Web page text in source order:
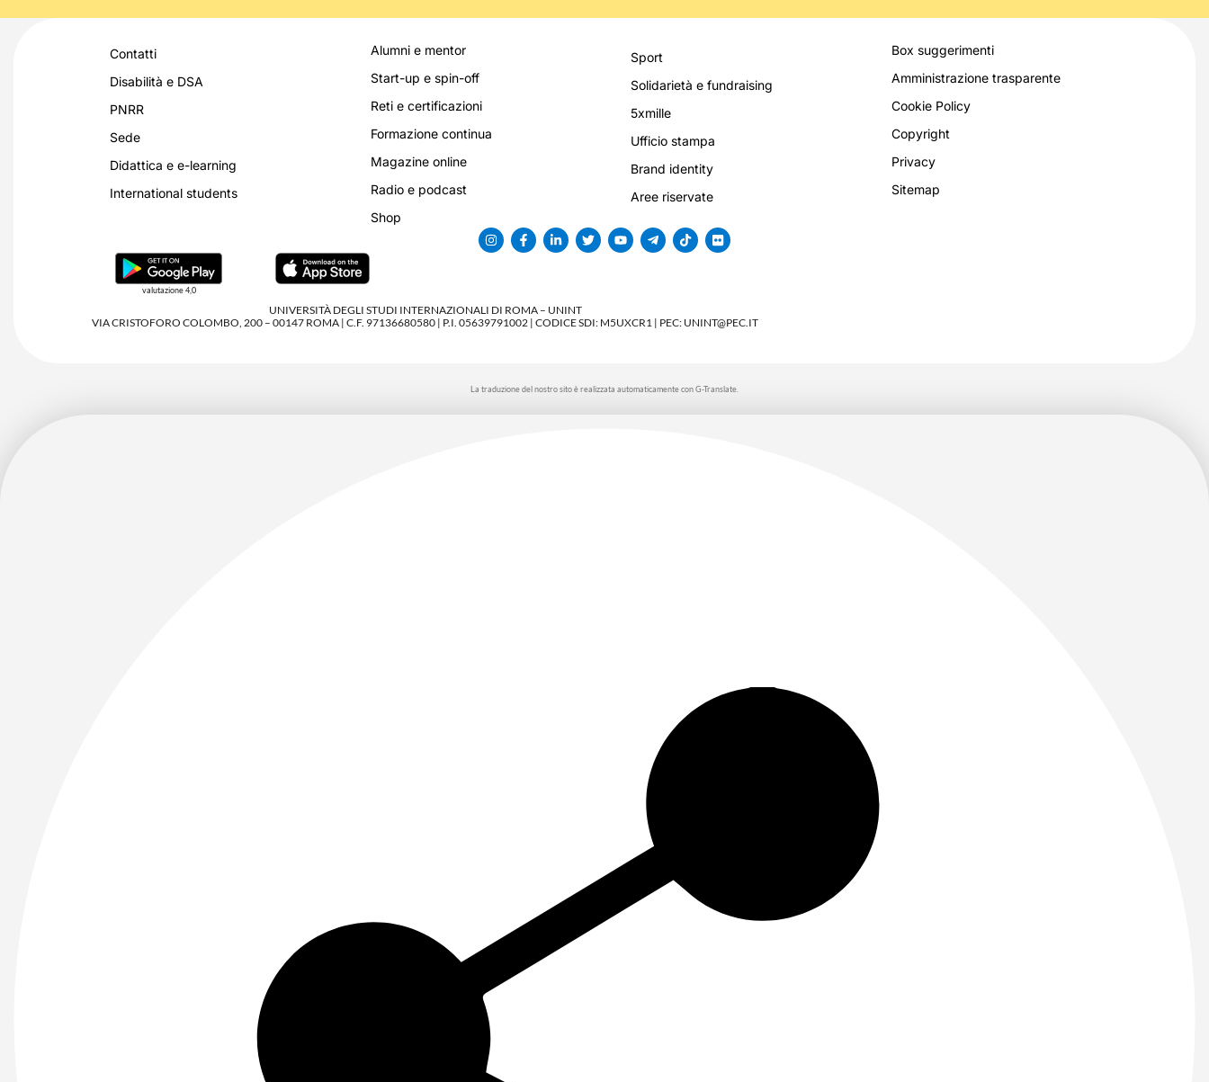
Contatti
Disabilità e DSA
PNRR
Sede
Didattica e e-learning
International students
Alumni e mentor
Start-up e spin-off
Reti e certificazioni
Formazione continua
Magazine online
Radio e podcast
Shop
Sport
Solidarietà e fundraising
5xmille
Ufficio stampa
Brand identity
Aree riservate
Box suggerimenti
Amministrazione trasparente
Cookie Policy
Copyright
Privacy
Sitemap
valutazione 4,0
UNIVERSITÀ DEGLI STUDI INTERNAZIONALI DI ROMA – UNINT
VIA CRISTOFORO COLOMBO, 200 – 00147 ROMA | C.F. 97136680580 | P.I. 05639791002 | CODICE SDI: M5UXCR1 | PEC: UNINT@PEC.IT
La traduzione del nostro sito è realizzata automaticamente con G-Translate.